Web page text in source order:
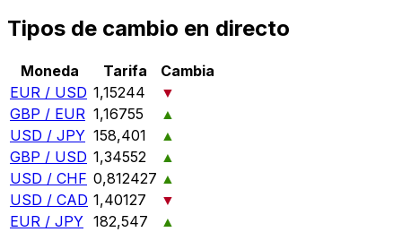
Tipos de cambio en directo
Moneda Tarifa
Cambia
EUR / USD 1,15244
▼
GBP / EUR 1,16755
▲
USD / JPY 158,401
▲
GBP / USD 1,34552
▲
USD / CHF 0,812427 ▲
USD / CAD 1,40127
▼
EUR / JPY 182,547
▲